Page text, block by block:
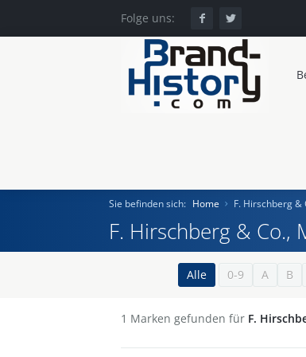
Folge uns:
Sie befinden sich: Home F. Hirschberg &
F. Hirschberg & Co.,
Alle 0-9 A B
1 Marken gefunden für F.